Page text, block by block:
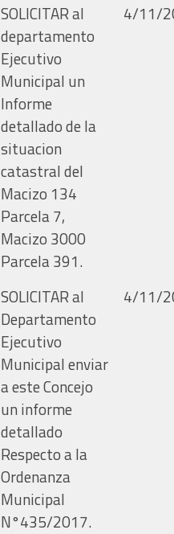
SOLICITAR al
departamento
Ejecutivo
Municipal un
Informe
detallado de la
situacion
catastral del
Macizo 134
Parcela 7,
Macizo 3000
Parcela 391.
4/11/
SOLICITAR al
Departamento
Ejecutivo
Municipal enviar
a este Concejo
un informe
detallado
Respecto a la
Ordenanza
Municipal
N°435/2017.
4/11/